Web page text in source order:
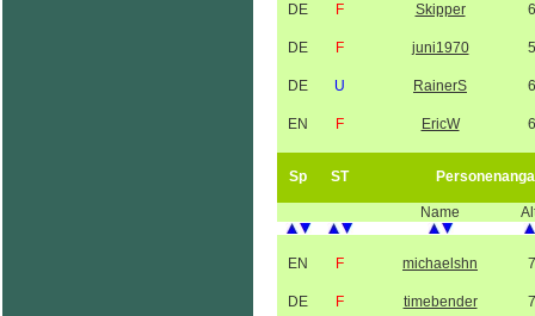
DE F Skipper
DE F juni1970
DE U RainerS
EN F EricW
Sp ST
Name
EN F michaelshn
DE F timebender